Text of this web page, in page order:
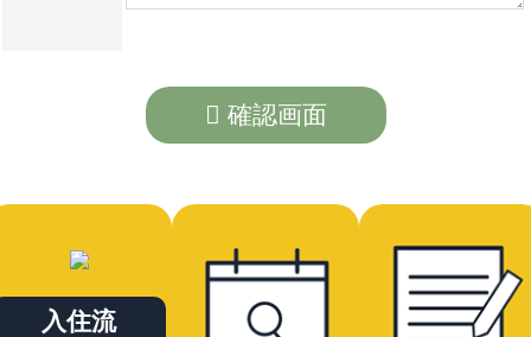
確認画面
入住流